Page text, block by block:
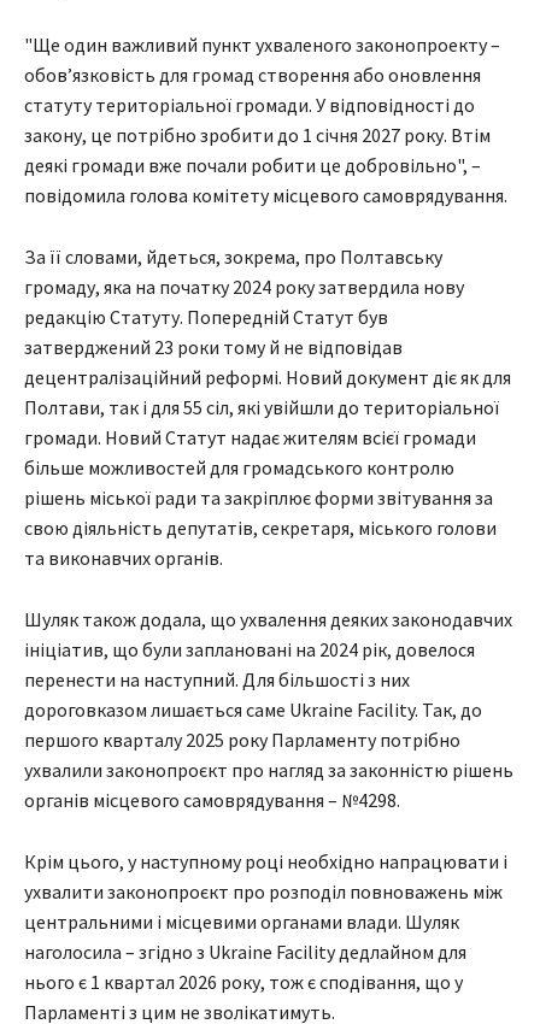
"Ще один важливий пункт ухваленого законопроекту –
обовʼязковість для громад створення або оновлення
статуту територіальної громади. У відповідності до
закону, це потрібно зробити до 1 січня 2027 року. Втім
деякі громади вже почали робити це добровільно", –
повідомила голова комітету місцевого самоврядування.
За її словами, йдеться, зокрема, про Полтавську
громаду, яка на початку 2024 року затвердила нову
редакцію Статуту. Попередній Статут був
затверджений 23 роки тому й не відповідав
децентралізаційний реформі. Новий документ діє як для
Полтави, так і для 55 сіл, які увійшли до територіальної
громади. Новий Статут надає жителям всієї громади
більше можливостей для громадського контролю
рішень міської ради та закріплює форми звітування за
свою діяльність депутатів, секретаря, міського голови
та виконавчих органів.
Шуляк також додала, що ухвалення деяких законодавчих
ініціатив, що були заплановані на 2024 рік, довелося
перенести на наступний. Для більшості з них
дороговказом лишається саме Ukraine Facility. Так, до
першого кварталу 2025 року Парламенту потрібно
ухвалили законопроєкт про нагляд за законністю рішень
органів місцевого самоврядування – №4298.
Крім цього, у наступному році необхідно напрацювати і
ухвалити законопроєкт про розподіл повноважень між
центральними і місцевими органами влади. Шуляк
наголосила – згідно з Ukraine Facility дедлайном для
нього є 1 квартал 2026 року, тож є сподівання, що у
Парламенті з цим не зволікатимуть.